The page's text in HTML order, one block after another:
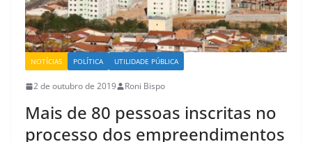
NOTÍCIAS POLÍTICA UTILIDADE PÚBLICA
2 de outubro de 2019 Roni Bispo
Mais de 80 pessoas inscritas no
processo dos empreendimentos